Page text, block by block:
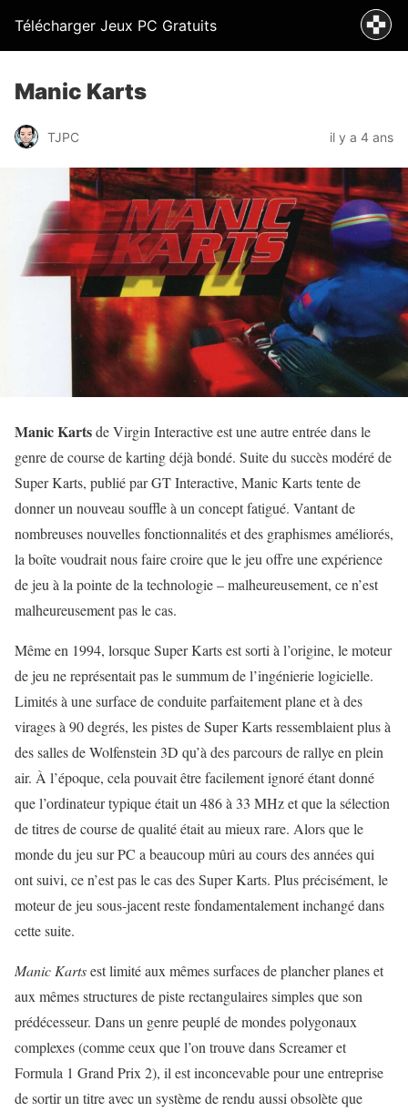
Télécharger Jeux PC Gratuits
Manic Karts
TJPC il y a 4 ans
Manic Kartsde Virgin Interactive est une autre entrée dans le
genre de course de karting déjà bondé. Suite du succès modéré de
Super Karts, publié par GT Interactive, Manic Karts tente de
donner un nouveau souffle à un concept fatigué. Vantant de
nombreuses nouvelles fonctionnalités et des graphismes améliorés,
la boîte voudrait nous faire croire que le jeu offre une expérience
de jeu à la pointe de la technologie – malheureusement, ce n’est
malheureusement pas le cas.
Même en 1994, lorsque Super Karts est sorti à l’origine, le moteur
de jeu ne représentait pas le summum de l’ingénierie logicielle.
Limités à une surface de conduite parfaitement plane et à des
virages à 90 degrés, les pistes de Super Karts ressemblaient plus à
des salles de Wolfenstein 3D qu’à des parcours de rallye en plein
air. À l’époque, cela pouvait être facilement ignoré étant donné
que l’ordinateur typique était un 486 à 33 MHz et que la sélection
de titres de course de qualité était au mieux rare. Alors que le
monde du jeu sur PC a beaucoup mûri au cours des années qui
ont suivi, ce n’est pas le cas des Super Karts. Plus précisément, le
moteur de jeu sous-jacent reste fondamentalement inchangé dans
cette suite.
Manic Kartsest limité aux mêmes surfaces de plancher planes et
aux mêmes structures de piste rectangulaires simples que son
prédécesseur. Dans un genre peuplé de mondes polygonaux
complexes (comme ceux que l’on trouve dans Screamer et
Formula 1 Grand Prix 2), il est inconcevable pour une entreprise
de sortir un titre avec un système de rendu aussi obsolète que